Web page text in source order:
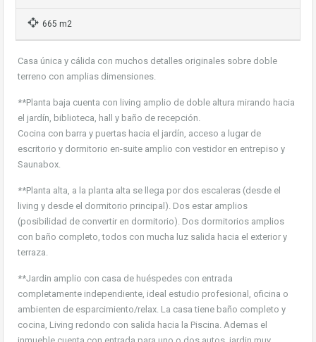
665 m2
Casa única y cálida con muchos detalles originales sobre doble
terreno con amplias dimensiones.
**Planta baja cuenta con living amplio de doble altura mirando hacia
el jardín, biblioteca, hall y baño de recepción.
Cocina con barra y puertas hacia el jardín, acceso a lugar de
escritorio y dormitorio en-suite amplio con vestidor en entrepiso y
Saunabox.
**Planta alta, a la planta alta se llega por dos escaleras (desde el
living y desde el dormitorio principal). Dos estar amplios
(posibilidad de convertir en dormitorio). Dos dormitorios amplios
con baño completo, todos con mucha luz salida hacia el exterior y
terraza.
**Jardin amplio con casa de huéspedes con entrada
completamente independiente, ideal estudio profesional, oficina o
ambienten de esparcimiento/relax. La casa tiene baño completo y
cocina, Living redondo con salida hacia la Piscina. Ademas el